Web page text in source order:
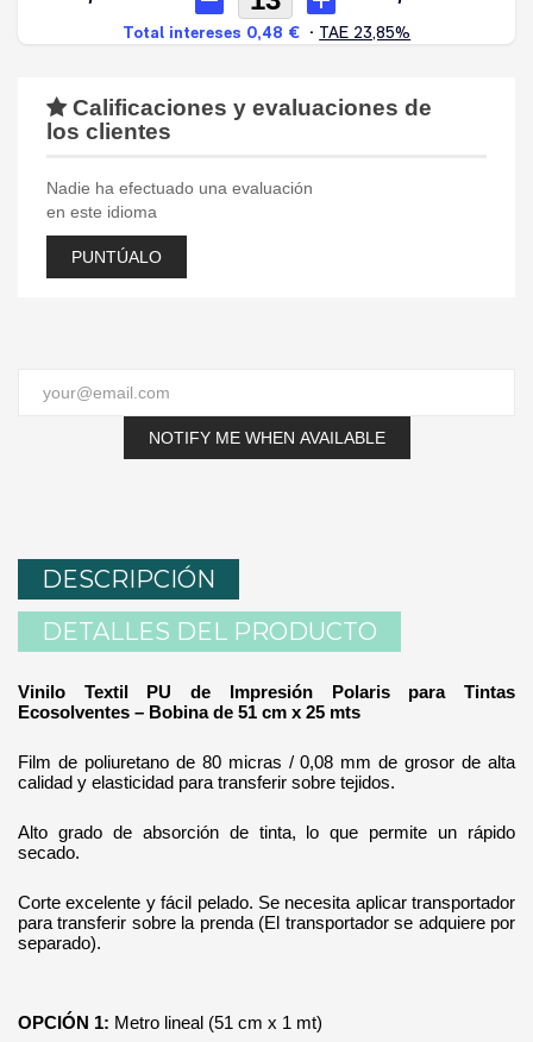
Calificaciones y evaluaciones de
los clientes
Nadie ha efectuado una evaluación
en este idioma
PUNTÚALO
NOTIFY ME WHEN AVAILABLE
DESCRIPCIÓN
DETALLES DEL PRODUCTO
Vinilo Textil PU de Impresión Polaris para Tintas
Ecosolventes – Bobina de 51 cm x 25 mts
Film de poliuretano de 80 micras / 0,08 mm de grosor de alta
calidad y elasticidad para transferir sobre tejidos.
Alto grado de absorción de tinta, lo que permite un rápido
secado.
Corte excelente y fácil pelado. Se necesita aplicar transportador
para transferir sobre la prenda (El transportador se adquiere por
separado).
OPCIÓN 1: Metro lineal (51 cm x 1 mt)